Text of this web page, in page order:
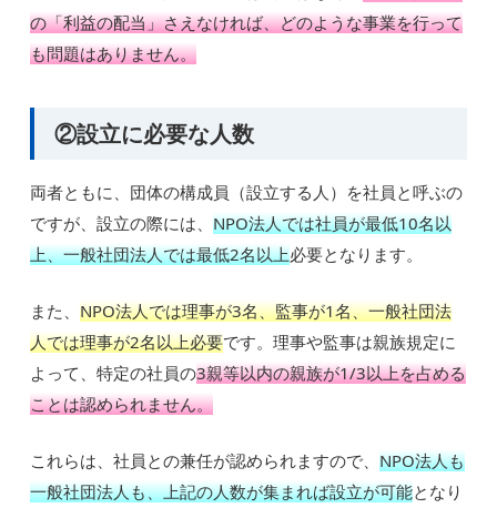
の「利益の配当」さえなければ、どのような事業を行って
も問題はありません。
②設立に必要な人数
両者ともに、団体の構成員（設立する人）を社員と呼ぶの
ですが、設立の際には、NPO法人では社員が最低10名以
上、一般社団法人では最低2名以上必要となります。
また、NPO法人では理事が3名、監事が1名、一般社団法
人では理事が2名以上必要です。理事や監事は親族規定に
よって、特定の社員の3親等以内の親族が1/3以上を占める
ことは認められません。
これらは、社員との兼任が認められますので、NPO法人も
一般社団法人も、上記の人数が集まれば設立が可能となり